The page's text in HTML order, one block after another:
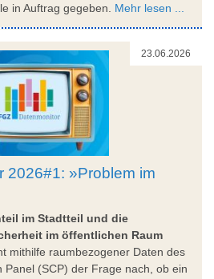
in Auftrag gegeben. Mehr lesen ...
23.06.2026
2026#1: »Problem im
im Stadtteil und die
im öffentlichen Raum
mithilfe raumbezogener Daten des
Panel (SCP) der Frage nach, ob ein